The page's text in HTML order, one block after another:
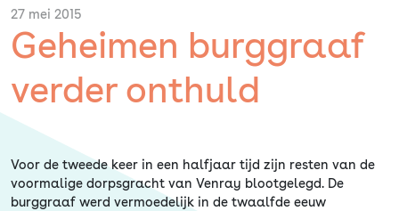
Contact
SAM Limburg
Actueel
Overheid
27 mei 2015
Geheimen burggraaf
verder onthuld
Voor de tweede keer in een halfjaar tijd zijn resten van de
voormalige dorpsgracht van Venray blootgelegd. De
burggraaf werd vermoedelijk in de twaalfde eeuw